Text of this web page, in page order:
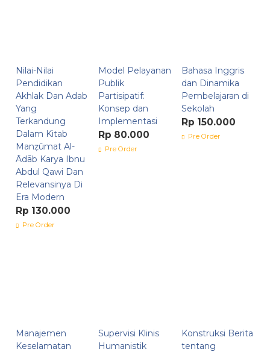
Nilai-Nilai
Pendidikan
Akhlak Dan Adab
Yang
Terkandung
Dalam Kitab
Manẓūmat Al-
Ādāb Karya Ibnu
Abdul Qawi Dan
Relevansinya Di
Era Modern
Rp 130.000
Pre Order
Model Pelayanan
Publik
Partisipatif:
Konsep dan
Implementasi
Rp 80.000
Pre Order
Bahasa Inggris
dan Dinamika
Pembelajaran di
Sekolah
Rp 150.000
Pre Order
Manajemen
Keselamatan
Supervisi Klinis
Humanistik
Konstruksi Berita
tentang